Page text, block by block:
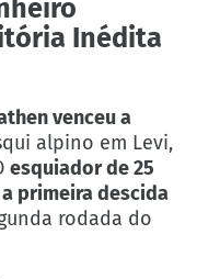
Inédita
venceu a
alpino em Levi,
esquiador de 25
primeira descida
rodada do